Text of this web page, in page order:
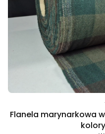
Flanela marynarkowa